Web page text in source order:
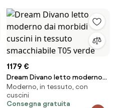
1179 €
Dream Divano letto moderno
dai morbidi cuscini in tessuto
smacchiabile T05 verde
Moderno, in tessuto, con
cuscini
Consegna gratuita